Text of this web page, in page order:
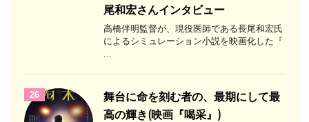
尾和宏さんインタビュー
高橋伴明監督が、現役医師である長尾和宏氏
によるシミュレーション小説を映画化した『
26
舞台に命を刻む者の、最期にして最
高の輝き(映画『喝采』)